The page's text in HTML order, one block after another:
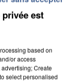
DE LA DZ
est
based on
or access
Create
select personalised